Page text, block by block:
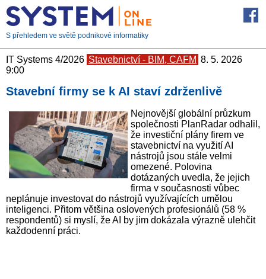
S přehledem ve světě podnikové informatiky
IT Systems 4/2026 Stavebnictví - BIM, CAFM 8. 5. 2026
9:00
Stavební firmy se k AI staví zdrženlivě
Nejnovější globální průzkum
společnosti PlanRadar odhalil,
že investiční plány firem ve
stavebnictví na využití AI
nástrojů jsou stále velmi
omezené. Polovina
dotázaných uvedla, že jejich
firma v současnosti vůbec
neplánuje investovat do nástrojů využívajících umělou
inteligenci. Přitom většina oslovených profesionálů (58 %
respondentů) si myslí, že AI by jim dokázala výrazně ulehčit
každodenní práci.